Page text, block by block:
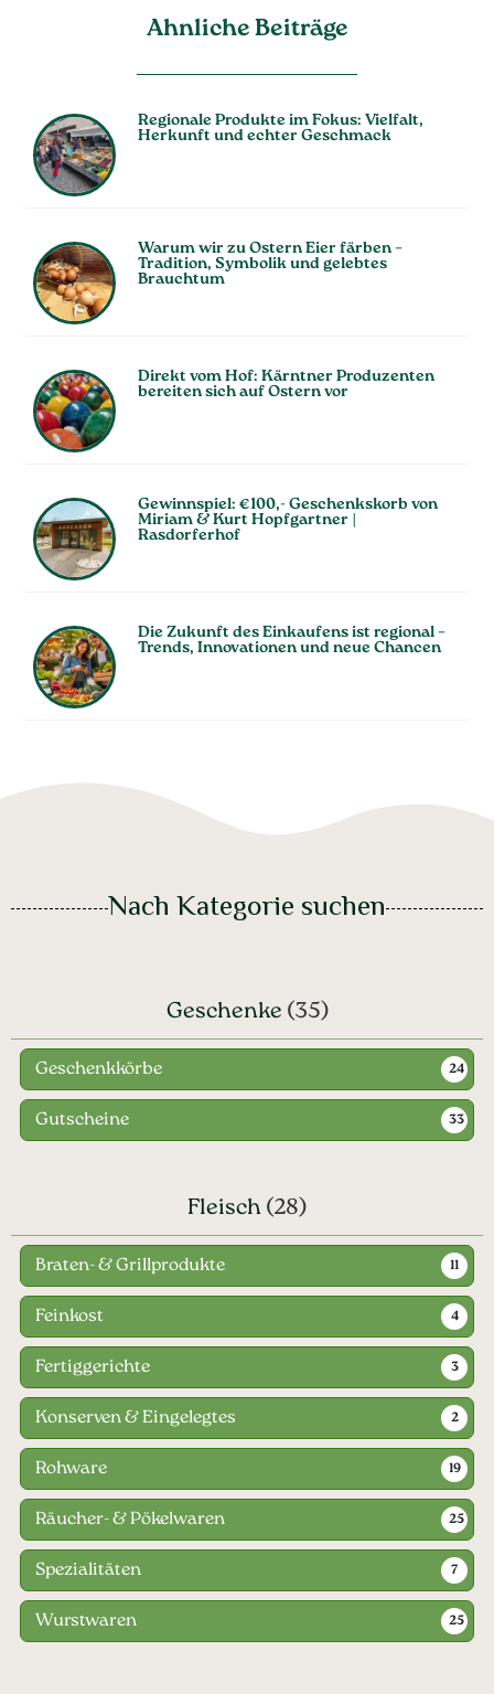
Ahnliche Beiträge
Regionale Produkte im Fokus: Vielfalt,
Herkunft und echter Geschmack
Warum wir zu Ostern Eier färben –
Tradition, Symbolik und gelebtes
Brauchtum
Direkt vom Hof: Kärntner Produzenten
bereiten sich auf Ostern vor
Gewinnspiel: €100,- Geschenkskorb von
Miriam & Kurt Hopfgartner |
Rasdorferhof
Die Zukunft des Einkaufens ist regional –
Trends, Innovationen und neue Chancen
Nach Kategorie suchen
Geschenke (35)
Geschenkkörbe 24
Gutscheine 33
Fleisch (28)
Braten- & Grillprodukte 11
Feinkost 4
Fertiggerichte 3
Konserven & Eingelegtes 2
Rohware 19
Räucher- & Pökelwaren 25
Spezialitäten 7
Wurstwaren 25